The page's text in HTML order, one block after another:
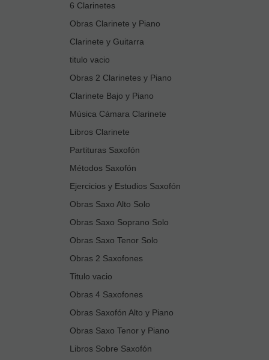
6 Clarinetes
Obras Clarinete y Piano
Clarinete y Guitarra
titulo vacio
Obras 2 Clarinetes y Piano
Clarinete Bajo y Piano
Música Cámara Clarinete
Libros Clarinete
Partituras Saxofón
Métodos Saxofón
Ejercicios y Estudios Saxofón
Obras Saxo Alto Solo
Obras Saxo Soprano Solo
Obras Saxo Tenor Solo
Obras 2 Saxofones
Titulo vacio
Obras 4 Saxofones
Obras Saxofón Alto y Piano
Obras Saxo Tenor y Piano
Libros Sobre Saxofón